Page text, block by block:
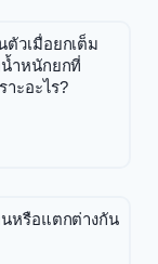
วเมื่อยกเต็ม
น้ำหนักยกที่
าะอะไร?
หรือแตกต่างกัน